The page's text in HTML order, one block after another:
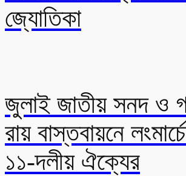
জ্যোতিকা
জুলাই জাতীয় সনদ ও
রায় বাস্তবায়নে
১১-দলীয় ঐক্যের